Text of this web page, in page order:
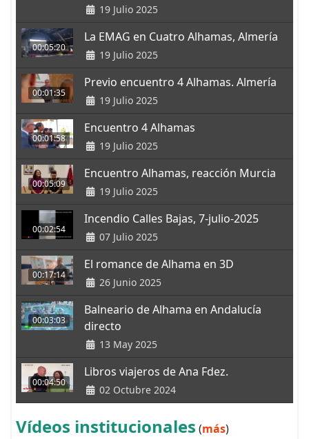
19 Julio 2025
00:05:20
La EMAG en Cuatro Alhamas, Almería
19 Julio 2025
00:01:35
Previo encuentro 4 Alhamas. Almería
19 Julio 2025
00:01:58
Encuentro 4 Alhamas
19 Julio 2025
00:05:09
Encuentro Alhamas, reacción Murcia
19 Julio 2025
00:02:54
Incendio Calles Bajas, 7-julio-2025
07 Julio 2025
00:17:14
El romance de Alhama en 3D
26 Junio 2025
00:03:03
Balneario de Alhama en Andalucía
directo
13 May 2025
00:04:50
Libros viajeros de Ana Fdez.
02 Octubre 2024
Vídeos institucionales (más)